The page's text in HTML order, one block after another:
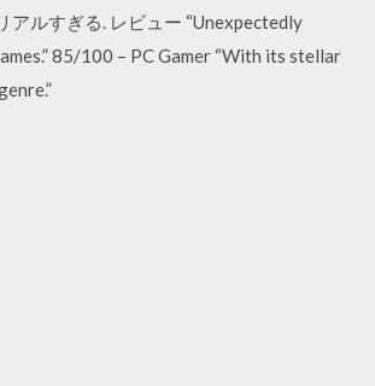
ルすぎる. レビュー “Unexpectedly
85/100 – PC Gamer “With its stellar